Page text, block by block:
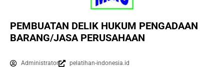
PEMBUATAN DELIK HUKUM PENGADAAN
BARANG/JASA PERUSAHAAN
Administrator pelatihan-indonesia.id